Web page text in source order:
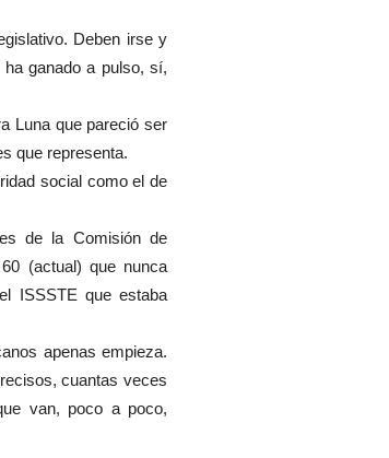
Deben irse y
ganado a pulso, sí,
Luna que pareció ser
que representa.
social como el de
de la Comisión de
(actual) que nunca
ISSSTE que estaba
apenas empieza.
cuantas veces
van, poco a poco,